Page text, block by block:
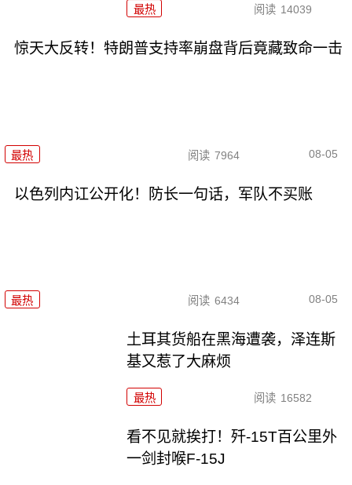
最热 阅读 14039
惊天大反转！特朗普支持率崩盘背后竟藏致命一击
最热 阅读 7964 08-05
以色列内讧公开化！防长一句话，军队不买账
最热 阅读 6434 08-05
土耳其货船在黑海遭袭，泽连斯
基又惹了大麻烦
最热 阅读 16582
看不见就挨打！歼-15T百公里外
一剑封喉F-15J